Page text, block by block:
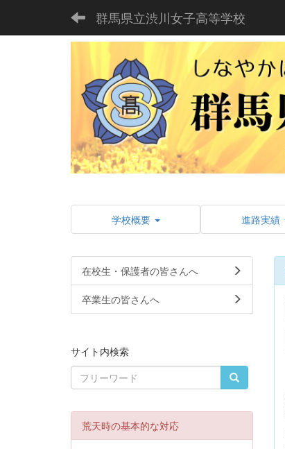
群馬県立渋川女子高等学校
学校概要 進路実績
在校生・保護者の皆さんへ
卒業生の皆さんへ
サイト内検索
荒天時の基本的な対応